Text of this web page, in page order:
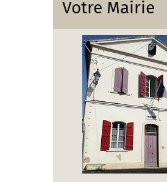
Votre Mairie